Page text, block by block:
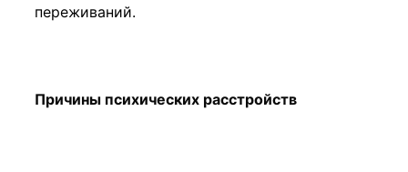
переживаний.
Причины психических расстройств